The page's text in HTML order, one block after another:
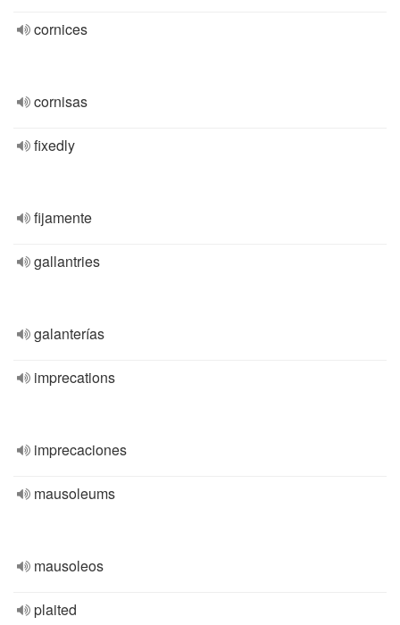
cornices
cornisas
fixedly
fijamente
gallantries
galanterías
imprecations
imprecaciones
mausoleums
mausoleos
plaited